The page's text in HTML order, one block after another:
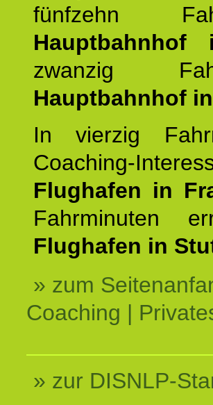
fünfzehn
Hauptbahnhof
zwanzig
Hauptbahnhof
In vierzig
Coaching-
Flughafen in
Fahrminuten
Flughafen in
» zum
Coaching |
» zur DISNLP-